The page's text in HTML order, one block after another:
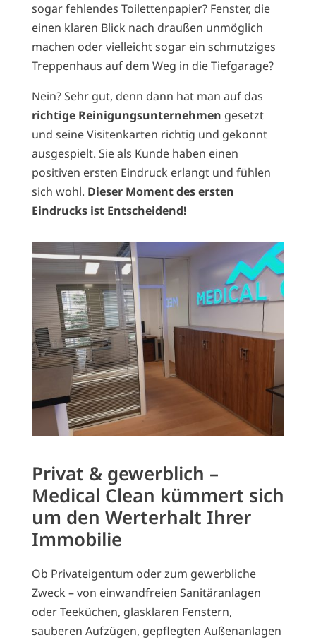
sogar fehlendes Toilettenpapier? Fenster, die
einen klaren Blick nach draußen unmöglich
machen oder vielleicht sogar ein schmutziges
Treppenhaus auf dem Weg in die Tiefgarage?
Nein? Sehr gut, denn dann hat man auf das
richtige Reinigungsunternehmen gesetzt
und seine Visitenkarten richtig und gekonnt
ausgespielt. Sie als Kunde haben einen
positiven ersten Eindruck erlangt und fühlen
sich wohl. Dieser Moment des ersten
Eindrucks ist Entscheidend!
Privat & gewerblich –
Medical Clean kümmert sich
um den Werterhalt Ihrer
Immobilie
Ob Privateigentum oder zum gewerbliche
Zweck – von einwandfreien Sanitäranlagen
oder Teeküchen, glasklaren Fenstern,
sauberen Aufzügen, gepflegten Außenanlagen